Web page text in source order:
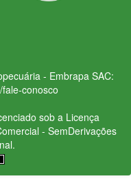
- Embrapa SAC:
conosco
sob a Licença
- SemDerivações